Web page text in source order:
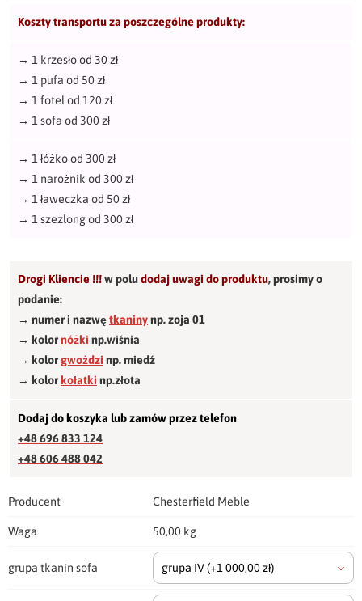
Koszty transportu za poszczególne produkty:
→ 1 krzesło od 30 zł
→ 1 pufa od 50 zł
→ 1 fotel od 120 zł
→ 1 sofa od 300 zł
→ 1 łóżko od 300 zł
→ 1 narożnik od 300 zł
→ 1 ławeczka od 50 zł
→ 1 szezlong od 300 zł
Drogi Kliencie !!!w poludodaj uwagi do produktu,prosimy o
podanie:
→ numer i nazwętkaninynp. zoja 01
→ kolornóżki np.wiśnia
→ kolorgwożdzi np. miedź
→ kolorkołatki np.złota
Dodaj do koszyka lub zamów przez telefon
+48 696 833 124
+48 606 488 042
Producent Chesterfield Meble
Waga 50,00 kg
grupa tkanin sofa grupa IV(+1 000,00 zł)